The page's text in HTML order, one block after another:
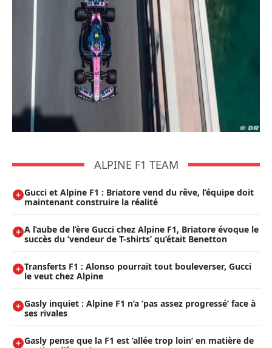
ALPINE F1 TEAM
Gucci et Alpine F1 : Briatore vend du rêve, l’équipe doit
maintenant construire la réalité
A l’aube de l’ère Gucci chez Alpine F1, Briatore évoque le
succès du ’vendeur de T-shirts’ qu’était Benetton
Transferts F1 : Alonso pourrait tout bouleverser, Gucci
le veut chez Alpine
Gasly inquiet : Alpine F1 n’a ’pas assez progressé’ face à
ses rivales
Gasly pense que la F1 est ’allée trop loin’ en matière de